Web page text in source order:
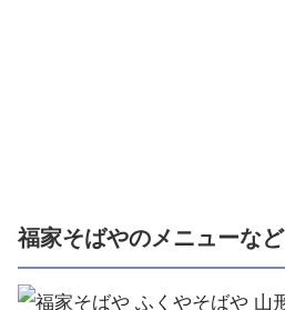
福家そばやのメニューなど